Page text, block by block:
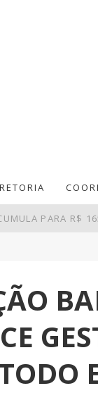
PARA R$
EM BARES E
FRETE